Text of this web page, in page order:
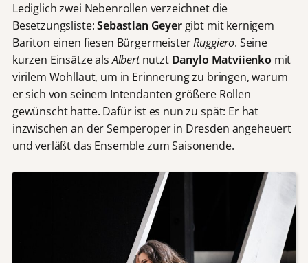
Lediglich zwei Nebenrollen verzeichnet die
Besetzungsliste:Sebastian Geyergibt mit kernigem
Bariton einen fiesen BürgermeisterRuggiero. Seine
kurzen Einsätze alsAlbertnutzt Danylo Matviienko mit
virilem Wohllaut, um in Erinnerung zu bringen, warum
er sich von seinem Intendanten größere Rollen
gewünscht hatte. Dafür ist es nun zu spät: Er hat
inzwischen an der Semperoper in Dresden angeheuert
und verläßt das Ensemble zum Saisonende.